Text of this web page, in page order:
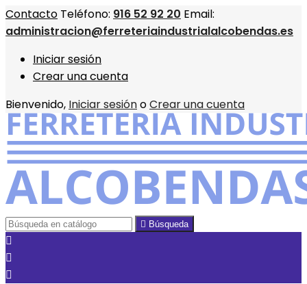
Contacto Teléfono: 916 52 92 20 Email:
administracion@ferreteriaindustrialalcobendas.es
Iniciar sesión
Crear una cuenta
Bienvenido, Iniciar sesiónoCrear una cuenta
 Búsqueda


